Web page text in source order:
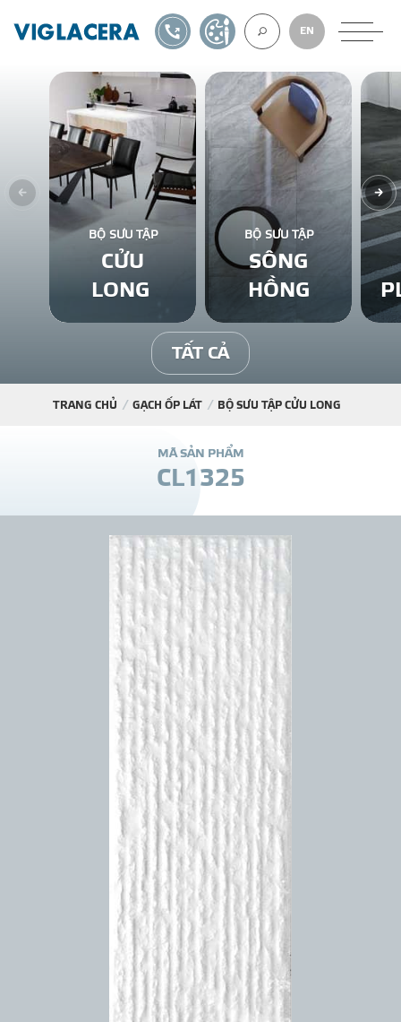
VỀ CHÚNG
GẠCH ỐP LÁT
BÊ TÔNG KHÍ
NGÓI LỢP
LIÊN HỆ - TƯ
EN
1900561582TỰ THIẾT KẾ
BỘ SƯU TẬP
CỬU
LONG
BỘ SƯU TẬP
SÔNG
HỒNG
TẤT CẢ
TRANG CHỦ GẠCH ỐP LÁT BỘ SƯU TẬP CỬU LONG
MÃ SẢN PHẨM
CL1325